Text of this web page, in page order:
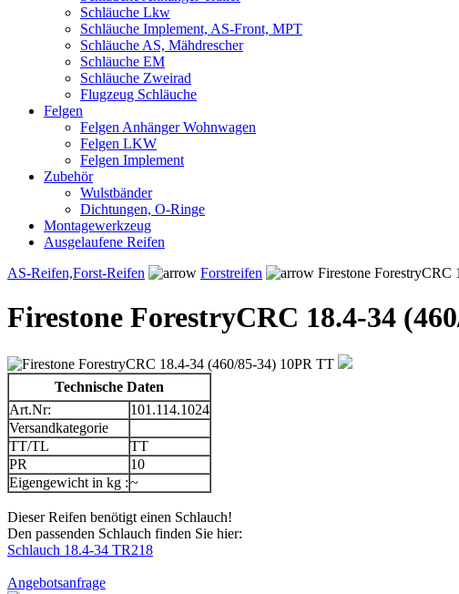
Schläuche Lkw
Schläuche Implement, AS-Front, MPT
Schläuche AS, Mähdrescher
Schläuche EM
Schläuche Zweirad
Flugzeug Schläuche
Felgen
Felgen Anhänger Wohnwagen
Felgen LKW
Felgen Implement
Zubehör
Wulstbänder
Dichtungen, O-Ringe
Montagewerkzeug
Ausgelaufene Reifen
AS-Reifen,Forst-Reifen
Forstreifen Firestone
Firestone ForestryCRC 18.4-34
Technische Daten
Art.Nr:
101.114.1024
Versandkategorie
TT/TL
TT
PR
10
Eigengewicht in kg :~
Dieser Reifen benötigt einen Schlauch!
Den passenden Schlauch finden Sie hier:
Schlauch 18.4-34 TR218
Angebotsanfrage